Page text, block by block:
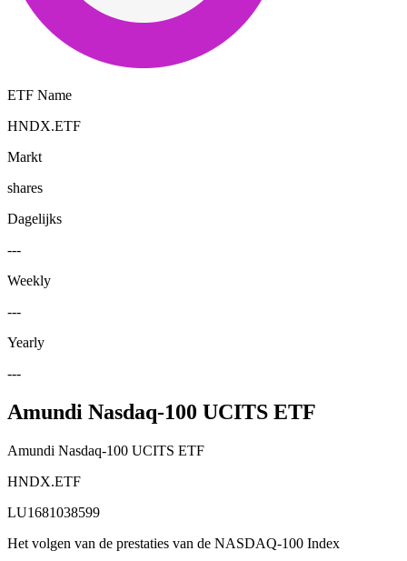
ETF Name
HNDX.ETF
Markt
shares
Dagelijks
---
Weekly
---
Yearly
---
Amundi Nasdaq-100 UCITS ETF
Amundi Nasdaq-100 UCITS ETF
HNDX.ETF
LU1681038599
Het volgen van de prestaties van de NASDAQ-100 Index